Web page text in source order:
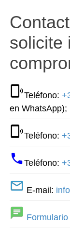
solicite
Teléfono:
en WhatsApp);
Teléfono:
Teléfono:
E-mail: